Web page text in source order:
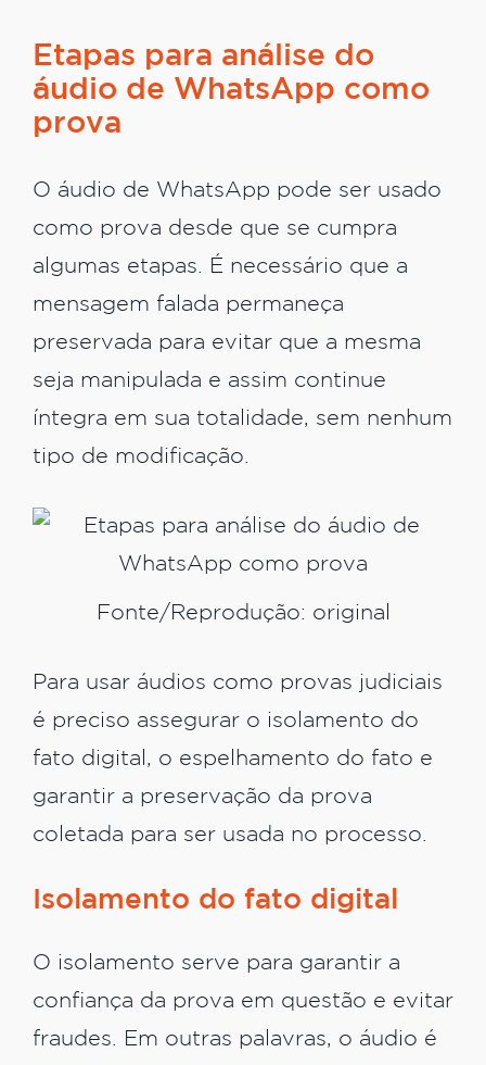
Etapas para análise do
áudio de WhatsApp como
prova
O áudio de WhatsApp pode ser usado
como prova desde que se cumpra
algumas etapas. É necessário que a
mensagem falada permaneça
preservada para evitar que a mesma
seja manipulada e assim continue
íntegra em sua totalidade, sem nenhum
tipo de modificação.
Fonte/Reprodução: original
Para usar áudios como provas judiciais
é preciso assegurar o isolamento do
fato digital, o espelhamento do fato e
garantir a preservação da prova
coletada para ser usada no processo.
Isolamento do fato digital
O isolamento serve para garantir a
confiança da prova em questão e evitar
fraudes. Em outras palavras, o áudio é